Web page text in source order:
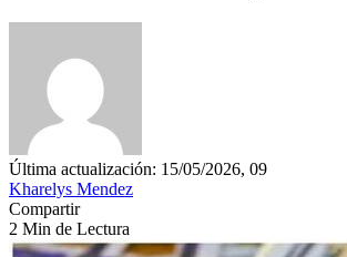
Última actualización: 15/05/2026, 09
Kharelys Mendez
Compartir
2 Min de Lectura